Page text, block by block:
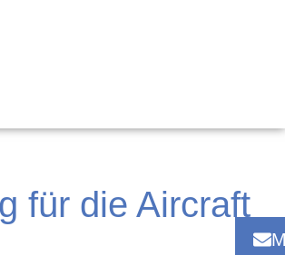
für die Aircraft